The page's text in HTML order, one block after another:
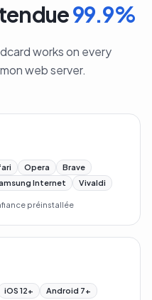
99.9%
works on every
web server.
Opera
Brave
Internet Vivaldi
préinstallée
iOS 12+ Android 7+